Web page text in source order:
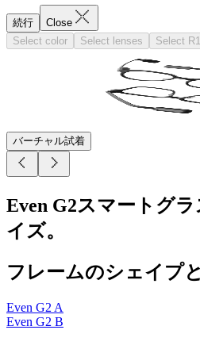
続行
Close
Select color
Select lenses Select R1
バーチャル試着
Even G2スマートグ
イズ。
フレームのシェイプ
Even G2 A
Even G2 B